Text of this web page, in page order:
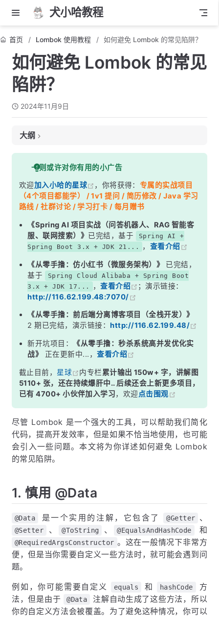
犬小哈教程
首页 Lombok 使用教程 如何避免 Lombok 的常见陷阱？
如何避免 Lombok 的常见
陷阱？
2024年11月9日
大纲
1. 慎用 @Data
2. 注意 @ToString 的循环引用问题
3. @EqualsAndHashCode 与懒加载
4. 小心 @SneakyThrows
5. 不要滥用 Lombok
总结
一则或许对你有用的小广告
欢迎加入小哈的星球 ，你将获得： 专属的实战项目
（4个项目都能学） / 1v1 提问 / 简历修改 / Java 学习
路线 / 社群讨论 / 学习打卡 / 每月赠书
《Spring AI 项目实战（问答机器人、RAG 智能客
服、联网搜索）》 已完结，基于
Spring AI +
Spring Boot 3.x + JDK 21...
， 查看介绍
《从零手撸：仿小红书（微服务架构）》
已完结，
基于
Spring Cloud Alibaba + Spring Boot
3.x + JDK 17...
，查看介绍
；演示链接：
http://116.62.199.48:7070/
《从零手撸：前后端分离博客项目（全栈开发）》
2 期已完结，演示链接： http://116.62.199.48/
新开坑项目：
《从零手撸：秒杀系统高并发优化实
战》
正在更新中...，查看介绍
截止目前， 星球 内专栏累计输出 150w+ 字，讲解图
5110+ 张，还在持续爆肝中.. 后续还会上新更多项目，
已有 4700+ 小伙伴加入学习，欢迎点击围观
尽管 Lombok 是一个强大的工具，可以帮助我们简化
代码，提高开发效率，但是如果不恰当地使用，也可能
会引入一些问题。本文将为你详述如何避免 Lombok
的常见陷阱。
1. 慎用 @Data
@Data 是一个实用的注解，它包含了 @Getter 、
@Setter 、 @ToString 、 @EqualsAndHashCode 和
@RequiredArgsConstructor 。这在一般情况下非常方
便，但是当你需要自定义一些方法时，就可能会遇到问
题。
例如，你可能需要自定义 equals 和 hashCode
方
法，但是由于
@Data
注解自动生成了这些方法，所以
你的自定义方法会被覆盖。为了避免这种情况，你可以